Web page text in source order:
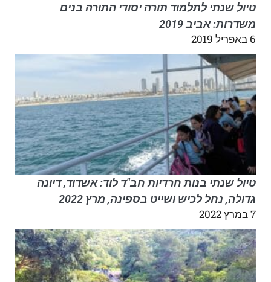
טיול שנתי לתלמוד תורה יסודי התורה בנים
משדרות: אביב 2019
6 באפריל 2019
טיול שנתי בנות חרדיות חב"ד לוד: אשדוד, דיונה
גדולה, נחל לכיש ושייט בספינה, מרץ 2022
7 במרץ 2022